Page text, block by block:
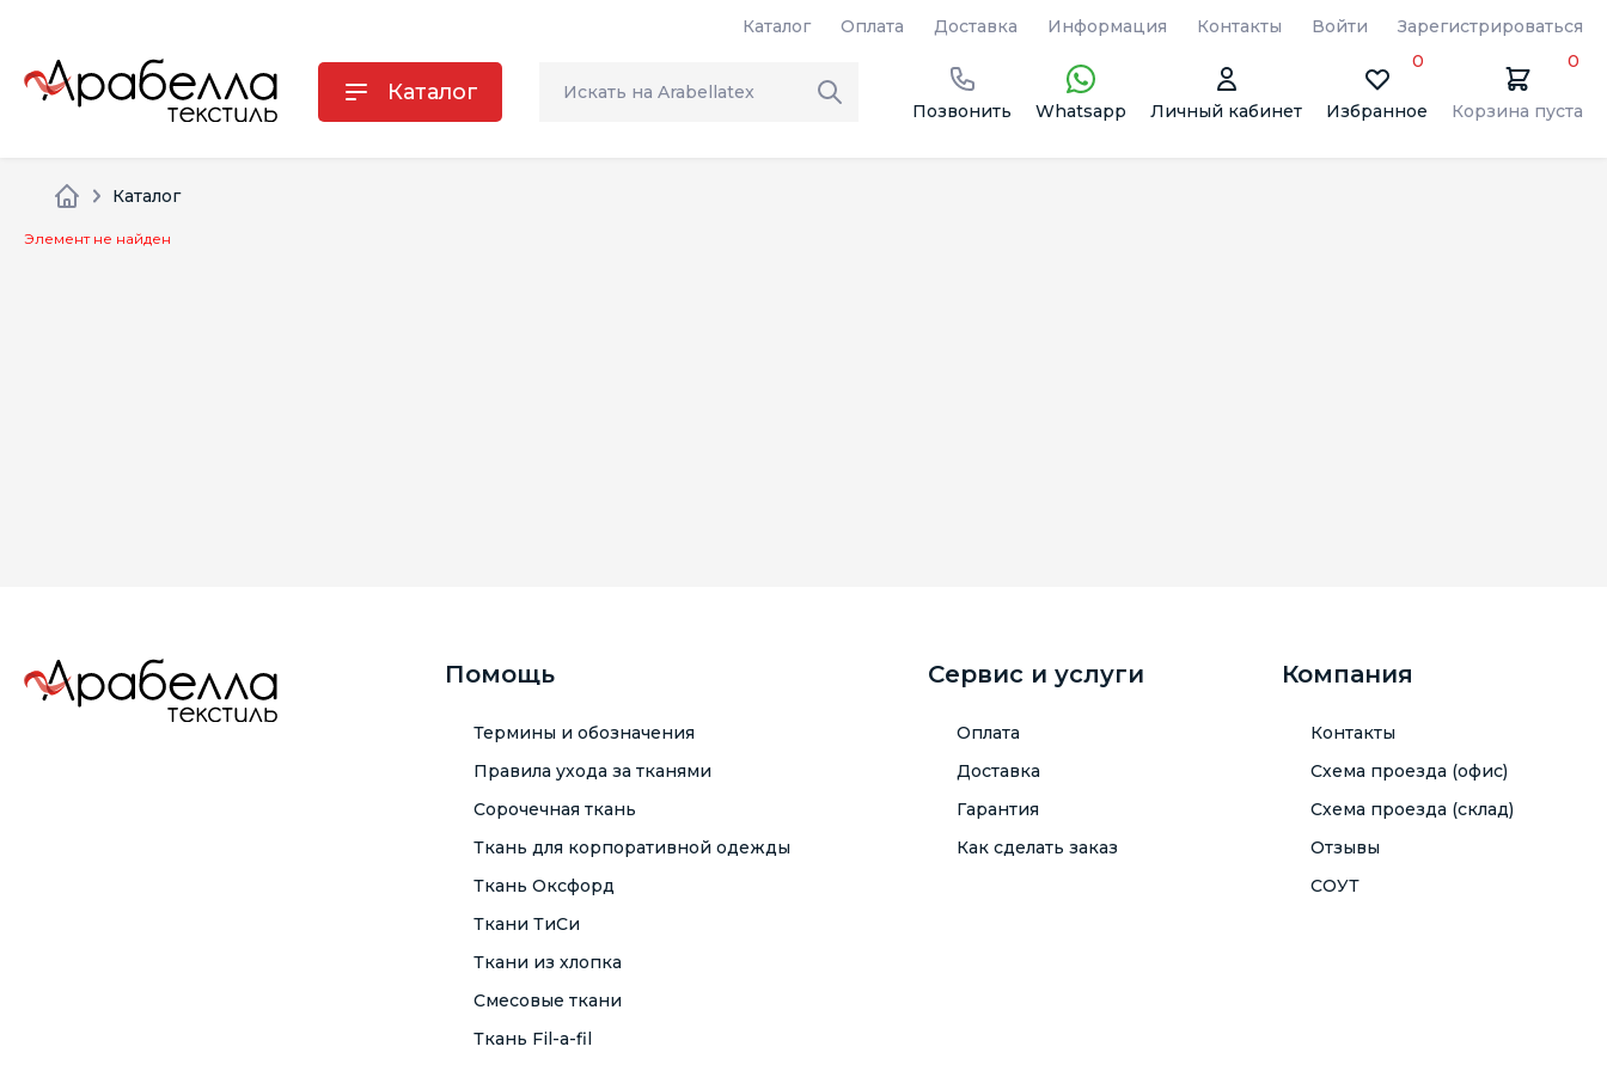
Каталог Оплата Доставка Информация Контакты Войти Зарегистрироваться
Каталог
Позвонить Whatsapp Личный кабинет Избранное
0
Корзина пуста
0
Каталог
Элемент не найден
Помощь
Термины и обозначения
Правила ухода за тканями
Сорочечная ткань
Ткань для корпоративной одежды
Ткань Оксфорд
Ткани ТиСи
Ткани из хлопка
Смесовые ткани
Ткань Fil-a-fil
Сервис и услуги
Оплата
Доставка
Гарантия
Как сделать заказ
Компания
Контакты
Схема проезда (офис)
Схема проезда (склад)
Отзывы
СОУТ